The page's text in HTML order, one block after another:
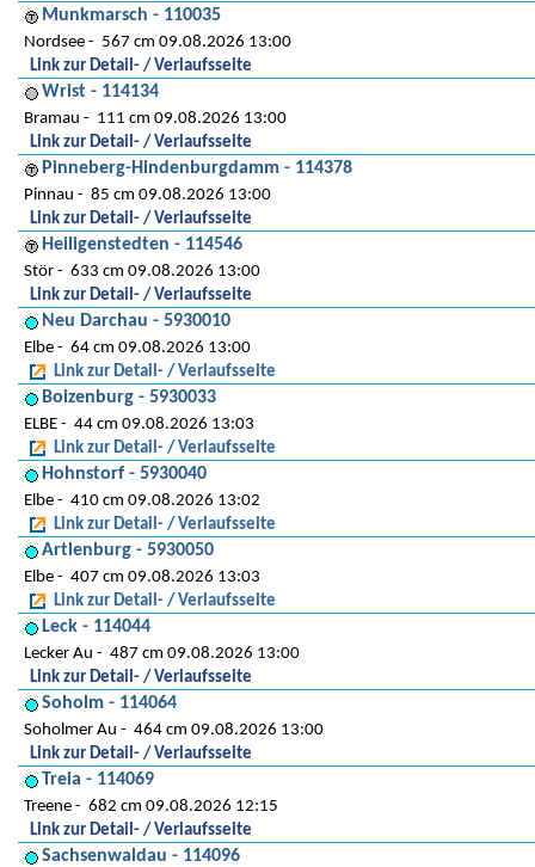
Munkmarsch - 110035
Nordsee
567 cm 09.08.2026 13:00
Link zur Detail- / Verlaufsseite
Wrist - 114134
Bramau
111 cm 09.08.2026 13:00
Link zur Detail- / Verlaufsseite
Pinneberg-Hindenburgdamm - 114378
Pinnau
85 cm 09.08.2026 13:00
Link zur Detail- / Verlaufsseite
Heiligenstedten - 114546
Stör
633 cm 09.08.2026 13:00
Link zur Detail- / Verlaufsseite
Neu Darchau - 5930010
Elbe
64 cm 09.08.2026 13:00
Link zur Detail- / Verlaufsseite
Boizenburg - 5930033
ELBE
44 cm 09.08.2026 13:03
Link zur Detail- / Verlaufsseite
Hohnstorf - 5930040
Elbe
410 cm 09.08.2026 13:02
Link zur Detail- / Verlaufsseite
Artlenburg - 5930050
Elbe
407 cm 09.08.2026 13:03
Link zur Detail- / Verlaufsseite
Leck - 114044
Lecker Au
487 cm 09.08.2026 13:00
Link zur Detail- / Verlaufsseite
Soholm - 114064
Soholmer Au
464 cm 09.08.2026 13:00
Link zur Detail- / Verlaufsseite
Treia - 114069
Treene
682 cm 09.08.2026 12:15
Link zur Detail- / Verlaufsseite
Sachsenwaldau - 114096